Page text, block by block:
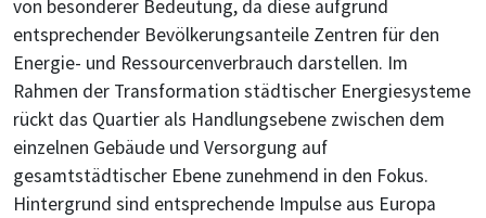
von besonderer Bedeutung, da diese aufgrund
entsprechender Bevölkerungsanteile Zentren für den
Energie- und Ressourcenverbrauch darstellen. Im
Rahmen der Transformation städtischer Energiesysteme
rückt das Quartier als Handlungsebene zwischen dem
einzelnen Gebäude und Versorgung auf
gesamtstädtischer Ebene zunehmend in den Fokus.
Hintergrund sind entsprechende Impulse aus Europa